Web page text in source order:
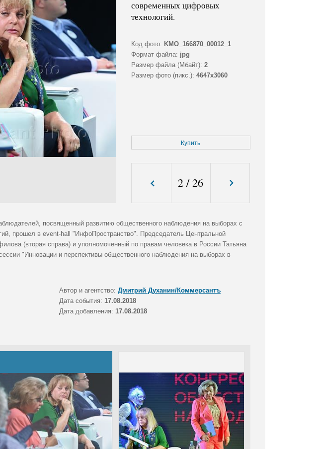
современных цифровых
технологий.
Код фото: KMO_166870_00012_1
Формат файла: jpg
Размер файла (Мбайт): 2
Размер фото (пикс.): 4647x3060
Купить
2 /26
посвященный развитию общественного наблюдения на выборах с
прошел в event-hall "ИнфоПространство". Председатель Центральной
(вторая справа) и уполномоченный по правам человека в России Татьяна
"Инновации и перспективы общественного наблюдения на выборах в
Автор и агентство: Дмитрий Духанин/Коммерсантъ
Дата события: 17.08.2018
Дата добавления: 17.08.2018